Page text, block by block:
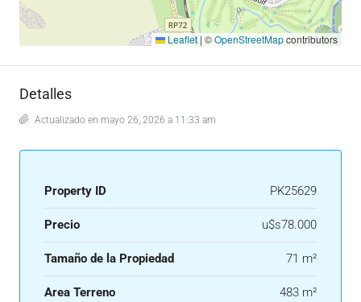
Leaflet | ©OpenStreetMapcontributors
Detalles
Actualizado en mayo 26, 2026 a 11:33 am
Property ID PK25629
Precio u$s78.000
Tamaño de la Propiedad 71 m²
Area Terreno 483 m²